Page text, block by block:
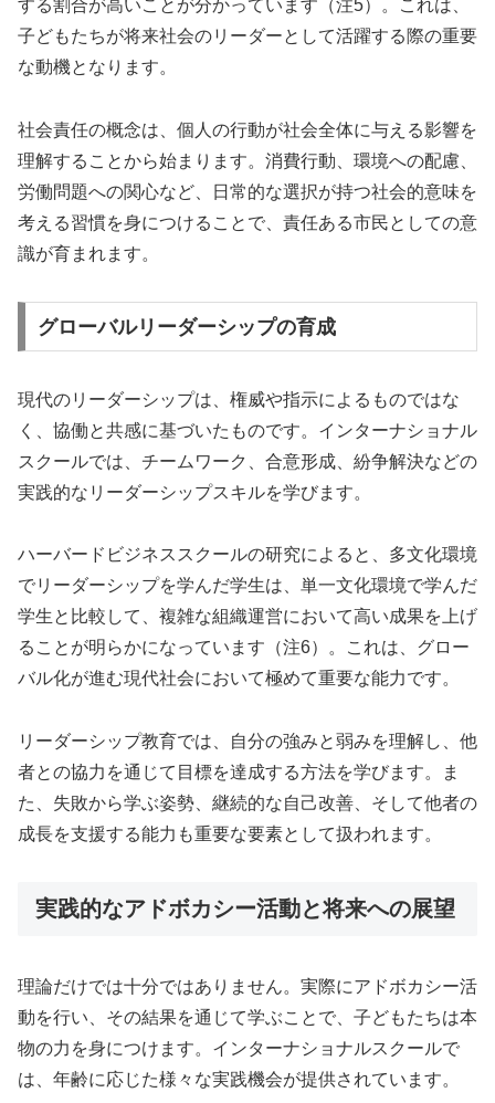
する割合が高いことが分かっています（注5）。これは、
子どもたちが将来社会のリーダーとして活躍する際の重要
な動機となります。
社会責任の概念は、個人の行動が社会全体に与える影響を
理解することから始まります。消費行動、環境への配慮、
労働問題への関心など、日常的な選択が持つ社会的意味を
考える習慣を身につけることで、責任ある市民としての意
識が育まれます。
グローバルリーダーシップの育成
現代のリーダーシップは、権威や指示によるものではな
く、協働と共感に基づいたものです。インターナショナル
スクールでは、チームワーク、合意形成、紛争解決などの
実践的なリーダーシップスキルを学びます。
ハーバードビジネススクールの研究によると、多文化環境
でリーダーシップを学んだ学生は、単一文化環境で学んだ
学生と比較して、複雑な組織運営において高い成果を上げ
ることが明らかになっています（注6）。これは、グロー
バル化が進む現代社会において極めて重要な能力です。
リーダーシップ教育では、自分の強みと弱みを理解し、他
者との協力を通じて目標を達成する方法を学びます。ま
た、失敗から学ぶ姿勢、継続的な自己改善、そして他者の
成長を支援する能力も重要な要素として扱われます。
実践的なアドボカシー活動と将来への展望
理論だけでは十分ではありません。実際にアドボカシー活
動を行い、その結果を通じて学ぶことで、子どもたちは本
物の力を身につけます。インターナショナルスクールで
は、年齢に応じた様々な実践機会が提供されています。